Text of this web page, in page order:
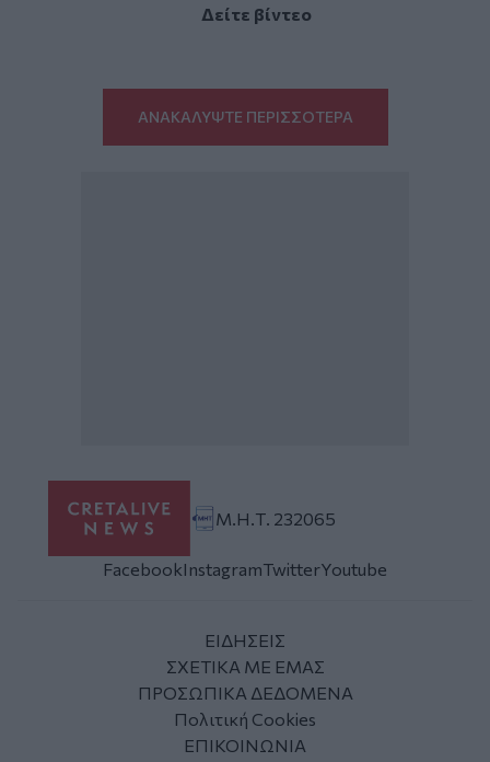
Δείτε βίντεο
ΑΝΑΚΑΛΥΨΤΕ ΠΕΡΙΣΣΟΤΕΡΑ
Μ.Η.Τ. 232065
FacebookInstagramTwitterYoutube
ΕΙΔΗΣΕΙΣ
ΣΧΕΤΙΚΑ ΜΕ ΕΜΑΣ
ΠΡΟΣΩΠΙΚΑ ΔΕΔΟΜΕΝΑ
Πολιτική Cookies
ΕΠΙΚΟΙΝΩΝΙΑ